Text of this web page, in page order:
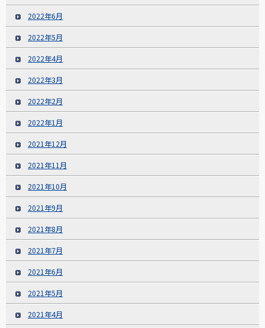
2022年6月
2022年5月
2022年4月
2022年3月
2022年2月
2022年1月
2021年12月
2021年11月
2021年10月
2021年9月
2021年8月
2021年7月
2021年6月
2021年5月
2021年4月